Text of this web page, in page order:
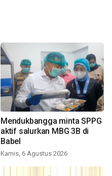
Mendukbangga minta SPPG
aktif salurkan MBG 3B di
Babel
Kamis, 6 Agustus 2026